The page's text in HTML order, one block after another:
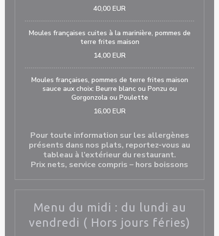
40,00 EUR
Moules françaises cuites à la marinière, pommes de
terre frites maison
14,00 EUR
Moules françaises, pommes de terre frites maison
sauce aux choix: Beurre blanc ou Ponzu ou
Gorgonzola ou Poulette
16,00 EUR
Pour toute information sur les allergènes
présents dans nos plats, reportez-vous au
tableau à l’extérieur du restaurant.
Prix nets, service compris – hors boissons
Menu du midi : du lundi au
vendredi ( Hors jours féries)